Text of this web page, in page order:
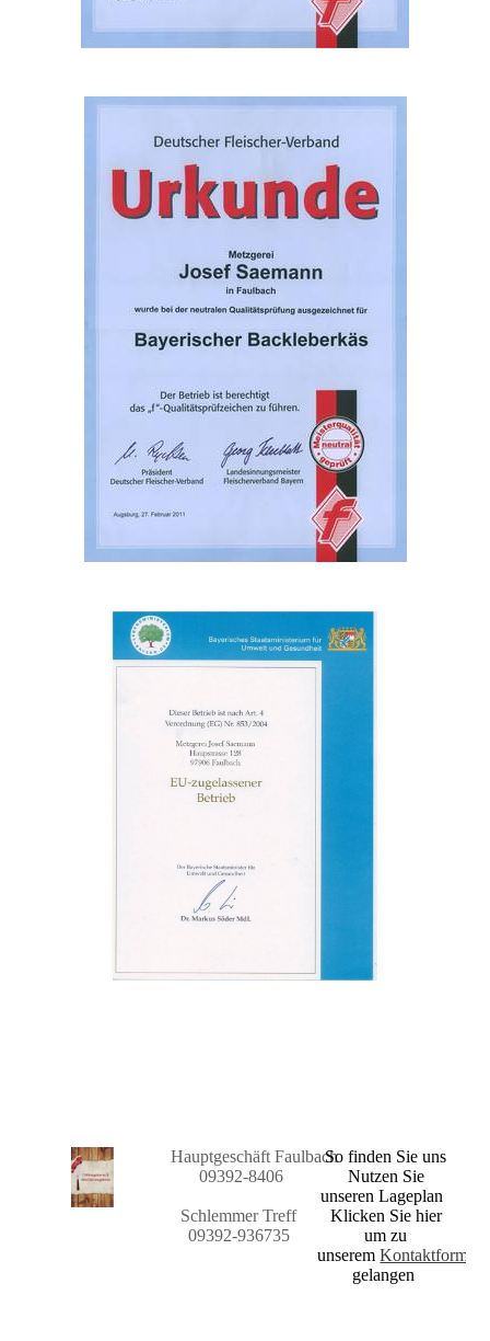
Hauptgeschäft Faulbach
09392-8406
Schlemmer Treff
09392-936735
So finden Sie uns
Nutzen Sie
unseren Lageplan
Klicken Sie hier
um zu
unserem
gelangen